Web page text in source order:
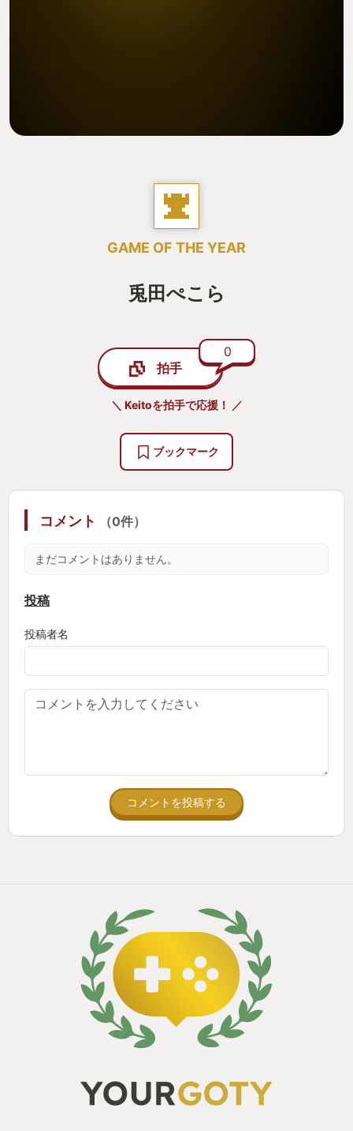
GAME OF THE YEAR
兎田ぺこら
拍手
0
＼ Keitoを拍手で応援！ ／
ブックマーク
コメント （0件）
まだコメントはありません。
投稿
投稿者名
コメントを投稿する